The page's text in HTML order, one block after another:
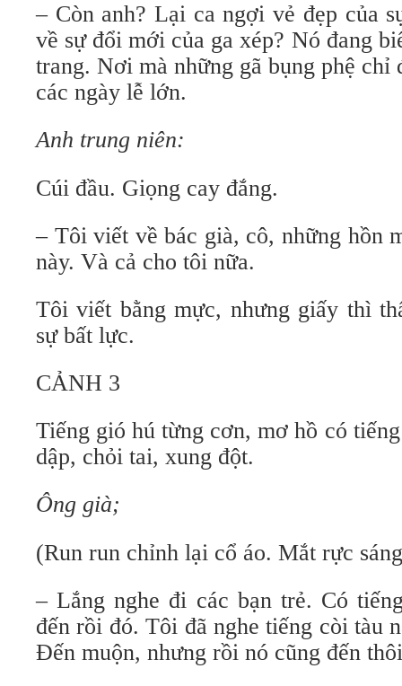
– Còn anh? Lại ca ngợi vẻ đẹp của
về sự đổi mới của ga xép? Nó đang
trang. Nơi mà những gã bụng phệ chỉ
các ngày lễ lớn.
Anh trung niên:
Cúi đầu. Giọng cay đắng.
– Tôi viết về bác già, cô, những hồn
này. Và cả cho tôi nữa.
Tôi viết bằng mực, nhưng giấy thì
sự bất lực.
CẢNH 3
Tiếng gió hú từng cơn, mơ hồ có
dập, chỏi tai, xung đột.
Ông già;
(Run run chỉnh lại cổ áo. Mắt rực
– Lắng nghe đi các bạn trẻ. Có
đến rồi đó. Tôi đã nghe tiếng còi tàu
Đến muộn, nhưng rồi nó cũng đến